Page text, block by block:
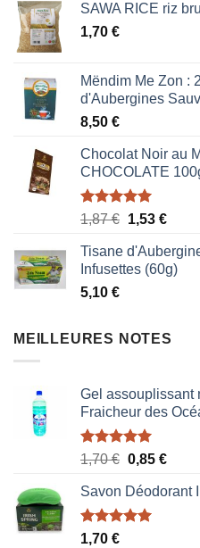
SAWA RICE riz
1,70 €
Mëndim Me Zon :
d'Aubergines
8,50 €
Chocolat Noir au
CHOCOLATE
Note5.00
1,87€ Le
initial
était :
1,53 €Le
est :
Tisane
Infusettes (60g)
5,10 €
MEILLEURES NOTES
Gel assouplissant
Fraicheur des
Note5.00
1,70€ Le
initial
était :
0,85 €Le
Savon Déodorant
Note5.00
1,70 €